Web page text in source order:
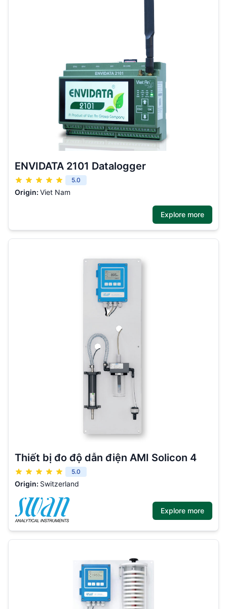
ENVIDATA 2101 Datalogger
5.0
Origin: Viet Nam
Explore more
Thiết bị đo độ dẫn điện AMI Solicon 4
5.0
Origin: Switzerland
Explore more